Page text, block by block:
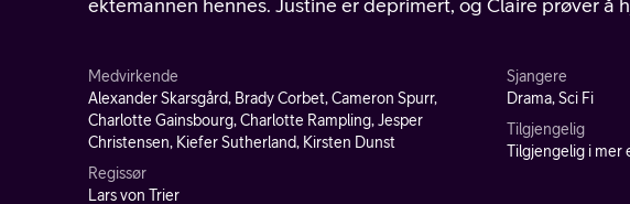
ektemannen hennes. Justine er deprimert, og Claire prøver å
Medvirkende
Alexander Skarsgård, Brady Corbet, Cameron Spurr,
Charlotte Gainsbourg, Charlotte Rampling, Jesper
Christensen, Kiefer Sutherland, Kirsten Dunst
Regissør
Lars von Trier
Sjangere
Drama, Sci Fi
Tilgjengelig
Tilgjengelig i mer